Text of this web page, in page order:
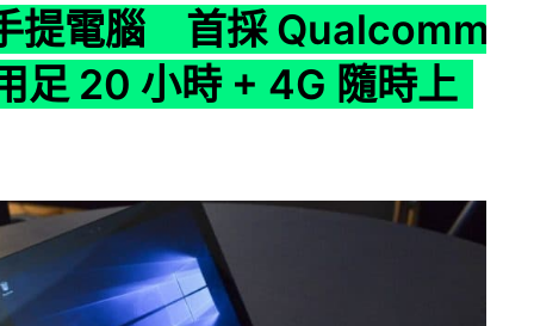
提電腦 首採 Qualcomm
足 20 小時 + 4G 隨時上